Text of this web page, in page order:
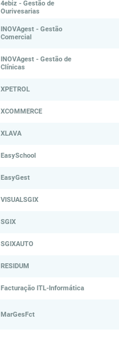
4ebiz - Gestão de
Ourivesarias
INOVAgest - Gestão
Comercial
INOVAgest - Gestão de
Clínicas
XPETROL
XCOMMERCE
XLAVA
EasySchool
EasyGest
VISUALSGIX
SGIX
SGIXAUTO
RESIDUM
Facturação ITL-Informática
MarGesFct